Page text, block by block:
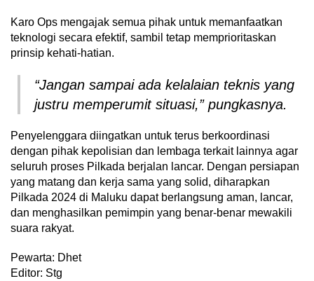
Karo Ops mengajak semua pihak untuk memanfaatkan
teknologi secara efektif, sambil tetap memprioritaskan
prinsip kehati-hatian.
“Jangan sampai ada kelalaian teknis yang
justru memperumit situasi,” pungkasnya.
Penyelenggara diingatkan untuk terus berkoordinasi
dengan pihak kepolisian dan lembaga terkait lainnya agar
seluruh proses Pilkada berjalan lancar. Dengan persiapan
yang matang dan kerja sama yang solid, diharapkan
Pilkada 2024 di Maluku dapat berlangsung aman, lancar,
dan menghasilkan pemimpin yang benar-benar mewakili
suara rakyat.
Pewarta: Dhet
Editor: Stg